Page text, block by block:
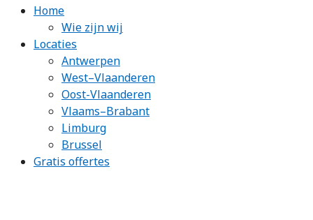
Home
Wie zijn wij
Locaties
Antwerpen
West–Vlaanderen
Oost-Vlaanderen
Vlaams–Brabant
Limburg
Brussel
Gratis offertes